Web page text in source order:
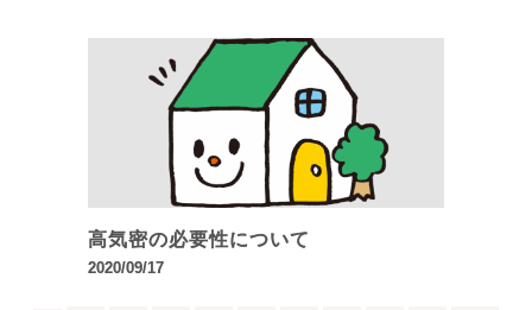
高気密の必要性について
2020/09/17